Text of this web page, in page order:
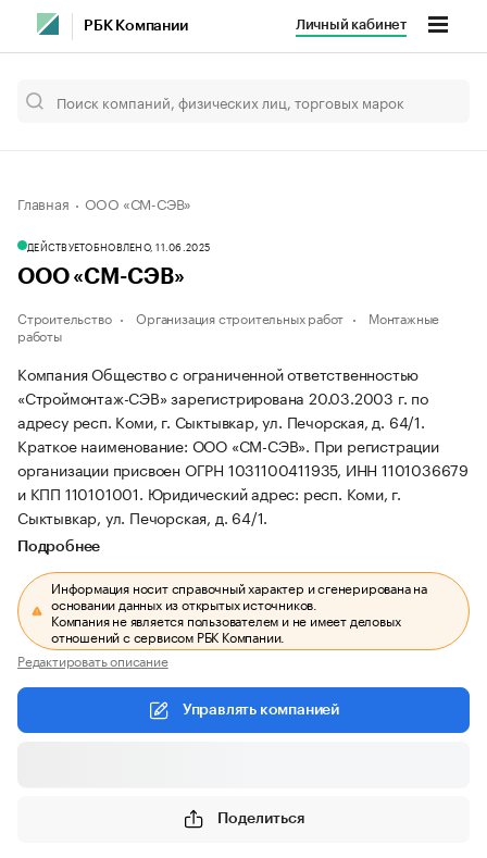
РБК Компании Личный кабинет
Главная ООО «СМ-СЭВ»
ДЕЙСТВУЕТОБНОВЛЕНО, 11.06.2025
ООО «СМ-СЭВ»
Строительство Организация строительных работ
Монтажные
работы
Компания Общество с ограниченной ответственностью
«Строймонтаж-СЭВ» зарегистрирована 20.03.2003 г. по
адресу респ. Коми, г. Сыктывкар, ул. Печорская, д. 64/1.
Краткое наименование: ООО «СМ-СЭВ». При регистрации
организации присвоен ОГРН 1031100411935, ИНН 1101036679
и КПП 110101001. Юридический адрес: респ. Коми, г.
Сыктывкар, ул. Печорская, д. 64/1.
Подробнее
Информация носит справочный характер и сгенерирована на
основании данных из открытых источников.
Компания не является пользователем и не имеет деловых
отношений с сервисом РБК Компании.
Редактировать описание
Управлять компанией
Поделиться